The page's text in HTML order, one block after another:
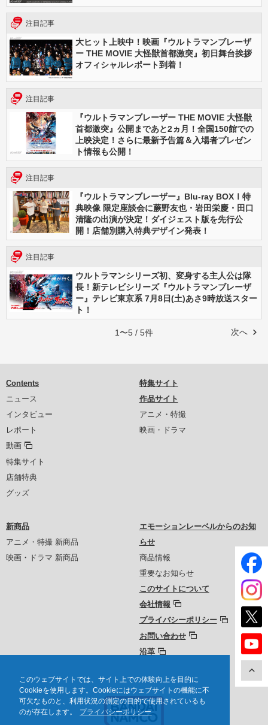
このウェブサイトでは、サイト上での体験向上を目的に
Cookieを使用します。Cookieにはウェブサイトの機能に不
可欠なものと、利用状況の測定の目的で使用されているも
のが存在します。
プライバシーポリシー
注目記事
大ヒット上映中！映画『ウルトラマンブレーザ
ー THE MOVIE 大怪獣首都激突』初日舞台挨拶
オフィシャルレポート到着！
注目記事
『ウルトラマンブレーザー THE MOVIE 大怪獣
首都激突』公開まであと2ヵ月！全国150館での
上映決定！さらに最新予告篇＆入場者プレゼン
ト情報も公開！
注目記事
『ウルトラマンブレーザー』Blu-ray BOXⅠ特
典映像 限定座談会に蕨野友也・岩田栄慶・田口
清隆の出演が決定！ダイジェスト版を先行公
開！店舗別購入特典デザイン発表！
注目記事
ウルトラマンシリーズ初、変身する主人公は隊
長！新テレビシリーズ『ウルトラマンブレーザ
ー』テレビ東京系 7月8日(土)あさ9時放送スター
ト！
次へ
1〜5 / 5件
Contents
ニュース
インタビュー
レポート
動画
特集サイト
店舗特典
グッズ
特集サイト
作品サイト
アニメ・特撮
映画・ドラマ
新商品
アニメ・特撮 新商品
映画・ドラマ 新商品
エモーションレーベルからのお知
らせ
商品情報
重要なお知らせ
このサイトについて
会社情報
プライバシーポリシー
お問い合わせ
沿革